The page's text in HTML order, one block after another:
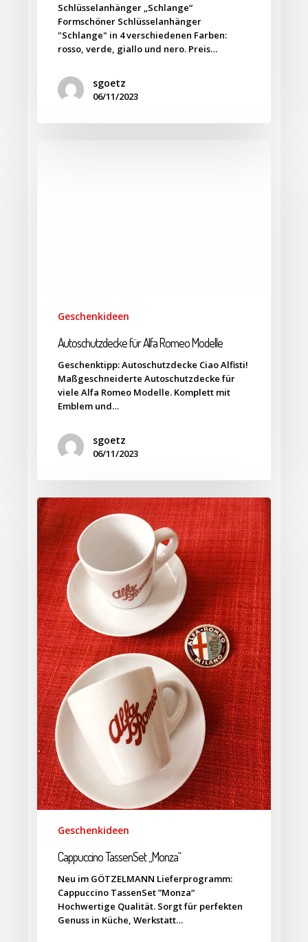
Schlüsselanhänger „Schlange“
Formschöner Schlüsselanhänger
"Schlange" in 4 verschiedenen Farben:
rosso, verde, giallo und nero. Preis…
sgoetz
06/11/2023
Geschenkideen
Autoschutzdecke für Alfa Romeo Modelle
Geschenktipp: Autoschutzdecke Ciao Alfisti!
Maßgeschneiderte Autoschutzdecke für
viele Alfa Romeo Modelle. Komplett mit
Emblem und…
sgoetz
06/11/2023
Geschenkideen
Cappuccino TassenSet „Monza“
Neu im GÖTZELMANN Lieferprogramm:
Cappuccino TassenSet ”Monza“
Hochwertige Qualität. Sorgt für perfekten
Genuss in Küche, Werkstatt…